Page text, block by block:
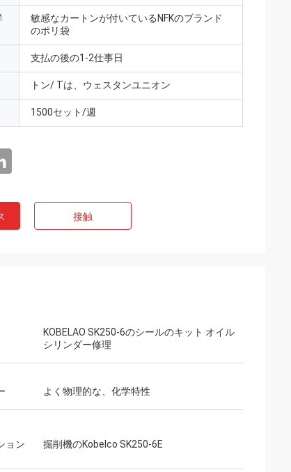
敏感なカートンが付いているNFKのブランド
のポリ袋
支払の後の1-2仕事日
トン/ Tは、ウェスタンユニオン
1500セット/週
接触
KOBELAO SK250-6のシールのキット オイル
シリンダー修理
よく物理的な、化学特性
ョン 掘削機のKobelco SK250-6E